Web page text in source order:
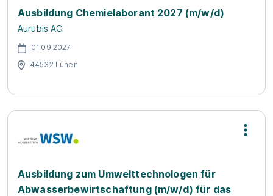
Ausbildung Chemielaborant 2027 (m/w/d)
Aurubis AG
01.09.2027
44532 Lünen
Ausbildung zum Umwelttechnologen für
Abwasserbewirtschaftung (m/w/d) für das